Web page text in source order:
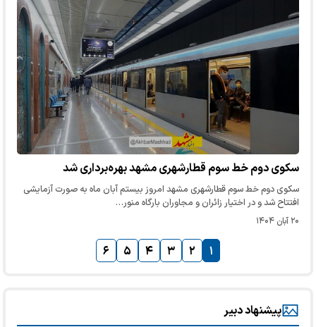
سکوی دوم خط سوم قطارشهری مشهد بهره‌برداری شد
سکوی دوم خط سوم قطارشهری مشهد امروز بیستم آبان ماه به صورت آزمایشی
افتتاح شد و در اختیار زائران و مجاوران بارگاه منور…
۲۰ آبان ۱۴۰۴
۱ ۲ ۳ ۴ ۵ ۶
پیشنهاد دبیر